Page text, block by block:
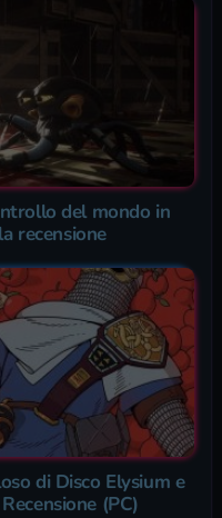
del mondo in
recensione
di Disco Elysium e
(PC)